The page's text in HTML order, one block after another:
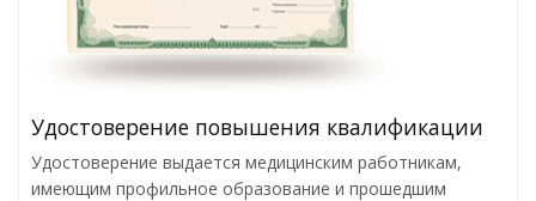
Удостоверение повышения квалификации
Удостоверение выдается медицинским работникам,
имеющим профильное образование и прошедшим